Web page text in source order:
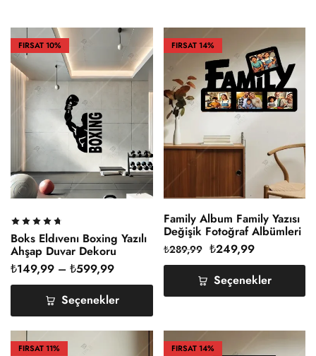
FIRSAT10%
Boks Eldıvenı Boxing Yazılı
Ahşap Duvar Dekoru
₺149,99 – ₺599,99
Seçenekler
FIRSAT14%
Family Album Family Yazısı
Değişik Fotoğraf Albümleri
Ahşap Duvar Dekoru
₺289,99 ₺249,99
Seçenekler
FIRSAT11% FIRSAT14%